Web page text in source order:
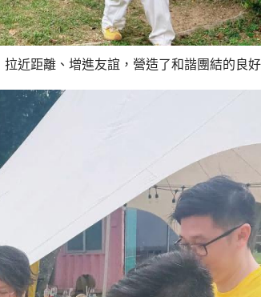
近距離、增進友誼，營造了和諧團結的良